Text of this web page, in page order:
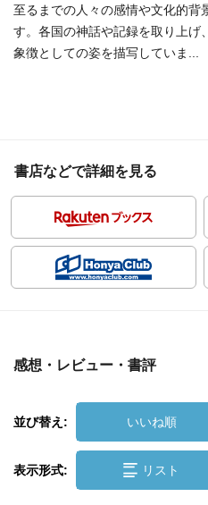
至るまでの人々の感情や文化的背
す。各国の神話や記録を取り上げ
象徴としての姿を描写していま...
書店などで詳細を見る
感想・レビュー・書評
並び替え: いいね順
表示形式: リスト